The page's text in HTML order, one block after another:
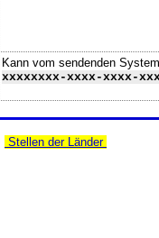
Kann vom sendenden
xxxxxxxx-xxxx-xxxx-
Stellen der Länder